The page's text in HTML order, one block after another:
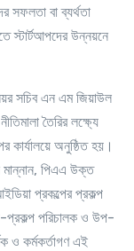
সফলতা বা ব্যর্থতা
স্টার্টআপদের উন্নয়নে
সচিব এন এম জিয়াউল
তৈরির লক্ষ্যে
কার্যালয়ে অনুষ্ঠিত হয়।
মান্নান, পিএএ উক্ত
প্রকল্পের প্রকল্প
প্রকল্প পরিচালক ও উপ-
ও কর্মকর্তাগণ এই